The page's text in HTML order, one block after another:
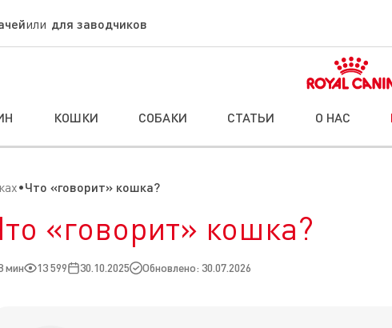
для заводчиков
КОШКИ СОБАКИ СТАТЬИ О НАС
Что «говорит» кошка?
«говорит» кошка?
мин 13 599 30.10.2025 Обновлено: 30.07.2026